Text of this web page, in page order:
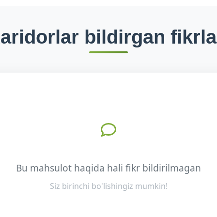
bildirgan
Bu mahsulot haqida hali fikr bildirilmagan
Siz birinchi bo'lishingiz mumkin!